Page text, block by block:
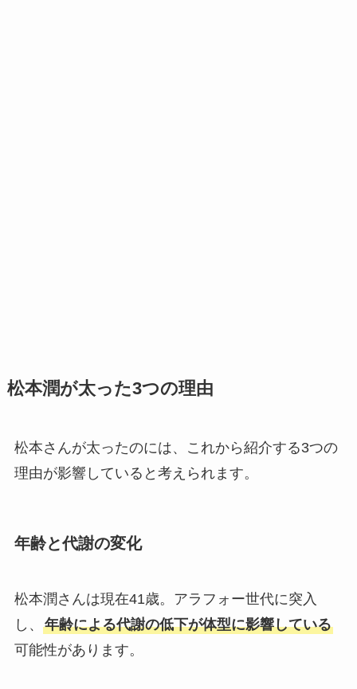
松本潤が太った3つの理由
松本さんが太ったのには、これから紹介する3つの
理由が影響していると考えられます。
年齢と代謝の変化
松本潤さんは現在41歳。アラフォー世代に突入
し、 年齢による代謝の低下が体型に影響している
可能性があります。